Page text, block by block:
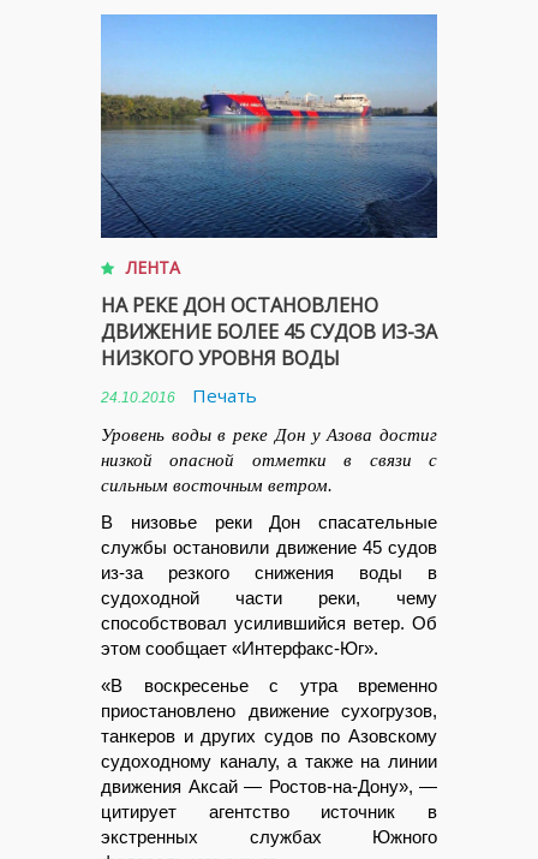
ЛЕНТА
НА РЕКЕ ДОН ОСТАНОВЛЕНО
ДВИЖЕНИЕ БОЛЕЕ 45 СУДОВ ИЗ-ЗА
НИЗКОГО УРОВНЯ ВОДЫ
24.10.2016 Печать
Уровень воды в реке Дон у Азова достиг
низкой опасной отметки в связи с
сильным восточным ветром.
В низовье реки Дон спасательные
службы остановили движение 45 судов
из-за резкого снижения воды в
судоходной части реки, чему
способствовал усилившийся ветер. Об
этом сообщает «Интерфакс-Юг».
«В воскресенье с утра временно
приостановлено движение сухогрузов,
танкеров и других судов по Азовскому
судоходному каналу, а также на линии
движения Аксай — Ростов-на-Дону», —
цитирует агентство источник в
экстренных службах Южного